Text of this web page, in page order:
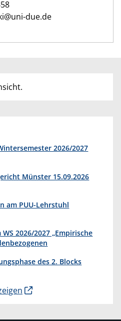
due.de
2026/2027
Münster 15.09.2026
am PUU-Lehrstuhl
2026/2027 „Empirische
des 2. Blocks